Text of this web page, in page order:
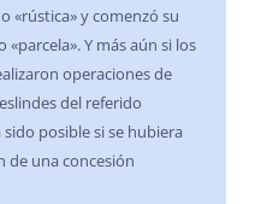
«rústica» y comenzó su
Y más aún si los
operaciones de
del referido
posible si se hubiera
de una concesión